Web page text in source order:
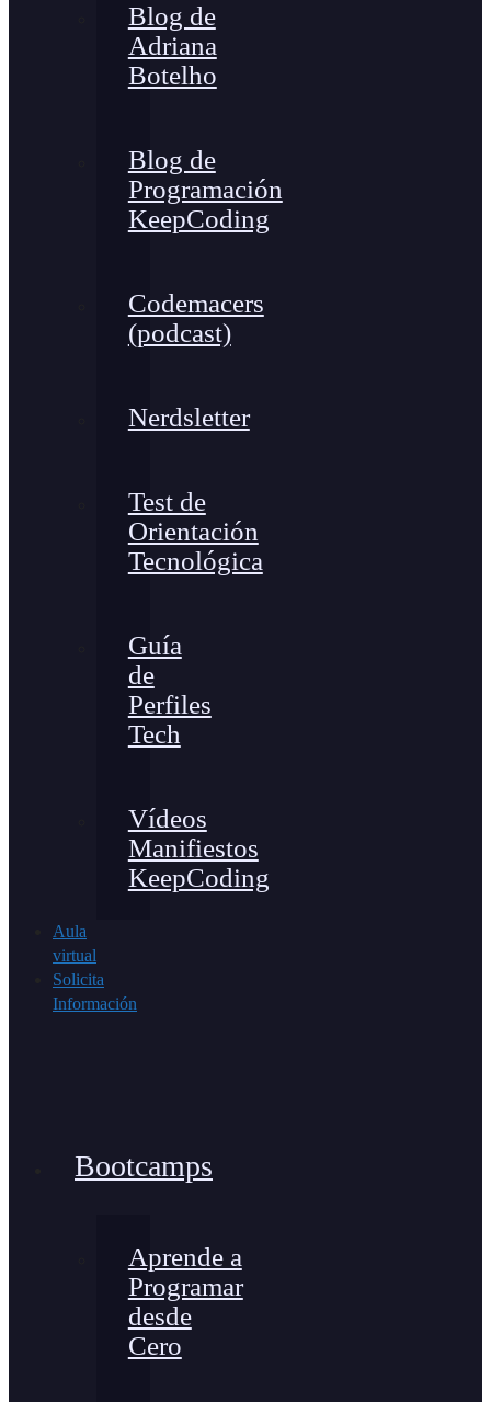
Blog de
Adriana
Botelho
Blog de
Programación
KeepCoding
Codemacers
(podcast)
Nerdsletter
Test de
Orientación
Tecnológica
Guía
de
Perfiles
Tech
Vídeos
Manifiestos
KeepCoding
Aula
virtual
Solicita
Información
Bootcamps
Aprende a
Programar
desde
Cero